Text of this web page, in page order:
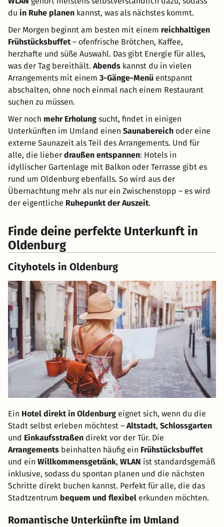
du in Ruhe planen kannst, was als nächstes kommt.
Der Morgen beginnt am besten mit einem reichhaltigen
Frühstücksbuffet– ofenfrische Brötchen, Kaffee,
herzhafte und süße Auswahl. Das gibt Energie für alles,
was der Tag bereithält. Abends kannst du in vielen
Arrangements mit einem 3-Gänge-Menü entspannt
abschalten, ohne noch einmal nach einem Restaurant
suchen zu müssen.
Wer noch mehr Erholung sucht, findet in einigen
Unterkünften im Umland einen Saunabereich oder eine
externe Saunazeit als Teil des Arrangements. Und für
alle, die lieber draußen entspannen: Hotels in
idyllischer Gartenlage mit Balkon oder Terrasse gibt es
rund um Oldenburg ebenfalls. So wird aus der
Übernachtung mehr als nur ein Zwischenstopp – es wird
der eigentliche Ruhepunkt der Auszeit.
Finde deine perfekte Unterkunft in
Oldenburg
Cityhotels in Oldenburg
Ein Hotel direkt in Oldenburg eignet sich, wenn du die
Stadt selbst erleben möchtest – Altstadt, Schlossgarten
und Einkaufsstraßen direkt vor der Tür. Die
Arrangements beinhalten häufig ein Frühstücksbuffet
und ein Willkommensgetränk, WLAN ist standardsgemäß
inklusive, sodass du spontan planen und die nächsten
Schritte direkt buchen kannst. Perfekt für alle, die das
Stadtzentrum bequem und flexibel erkunden möchten.
Romantische Unterkünfte im Umland